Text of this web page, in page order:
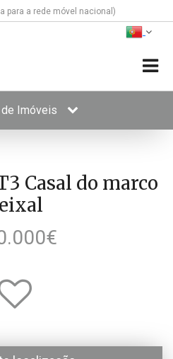
para a rede móvel nacional)
Imóveis
Casal do marco